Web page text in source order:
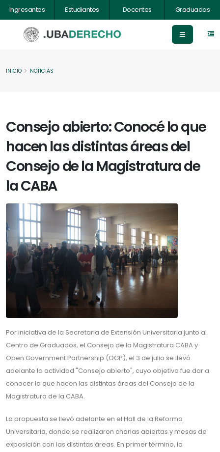
Ingresantes Estudiantes Docentes Graduadas
INICIO NOTICIAS
Consejo abierto: Conocé lo que
hacen las distintas áreas del
Consejo de la Magistratura de
la CABA
Por iniciativa de la Secretaria de Extensión Universitaria junto al
Centro de Graduados, el Consejo de la Magistratura CABA y
Open Government Partnership (OGP), el 3 de julio se llevó
adelante la actividad "Consejo abierto", cuyo objetivo fue dar a
conocer lo que hacen las distintas áreas del Consejo de la
Magistratura de la CABA.
La propuesta se llevó adelante en el Hall de la Reforma
Universitaria, donde se realizaron charlas abiertas y mesas de
exposición con las distintas áreas. En primer término, la